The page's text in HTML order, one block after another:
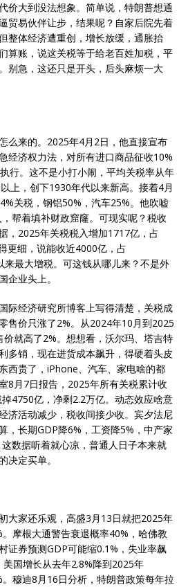
价大到没法想象。简单说，特朗普想通
贸易伙伴让步，结果呢？自家后院先着
整体经济遭重创，增长放缓，通胀抬
算账，说这关税等于给老百姓加税，平
别急，这还只是开头，后头麻烦一大
么来的。2025年4月2日，他直接宣布
经济权力法，对所有进口商品征收10%
行。这不是小打小闹，平均关税率从年
上，创下1930年代以来新高。接着4月
关税，钢铝50%，汽车25%。他吹嘘
帮着填补财政窟窿。可现实呢？税收
，2025年关税税入增加1717亿，占
更细，说能收近4000亿，占
来最大增税。可这钱从哪儿来？不是外
企业头上。
际经济研究所博客上写得清楚，关税成
售价只涨了2%。从2024年10月到2025
就高了2%。想想看，沃尔玛、塔吉特
多销，现在进货成本飙升，得硬着头皮
西贵了，iPhone、汽车、家电啥的都
8月7日报告，2025年所有关税累计收
4750亿，净剩2.2万亿。动态效应啥意
济活动减少，税收间接少收。宾夕法尼
，长期GDP降6%，工资降5%，中产家
数据听着就心凉，普通人日子本来就
决定买单。
大家还乐观，高盛3月13日就把2025年
摩根大通警告衰退概率40%，哈佛教
证券预测GDP可能缩0.1%，失业率飙
国增长从去年2.8%降到2025年
穆迪8月16日分析，特朗普政策每年拉